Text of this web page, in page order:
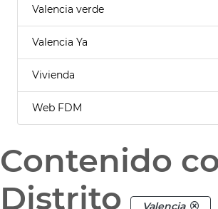
Valencia verde
Valencia Ya
Vivienda
Web FDM
Contenido
Distrito
Valencia